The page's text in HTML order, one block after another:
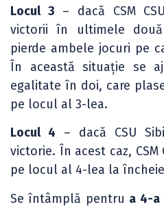
Locul 3 – dacă CSM
victorii în ultimele
pierde ambele jocuri pe
În această situație se
egalitate în doi, care
pe locul al 3-lea.
Locul 4 – dacă CSU
victorie. În acest caz, CSM
pe locul al 4-lea la
Se întâmplă pentru a 4-a